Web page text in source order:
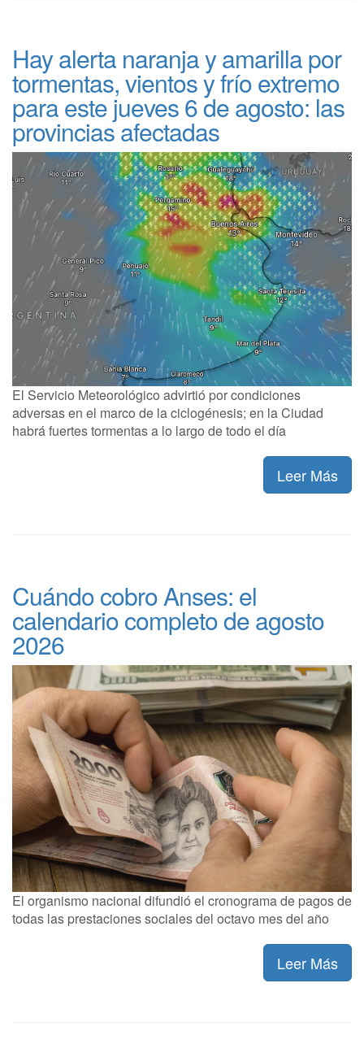
Hay alerta naranja y amarilla por
tormentas, vientos y frío extremo
para este jueves 6 de agosto: las
provincias afectadas
El Servicio Meteorológico advirtió por condiciones
adversas en el marco de la ciclogénesis; en la Ciudad
habrá fuertes tormentas a lo largo de todo el día
Leer Más
Cuándo cobro Anses: el
calendario completo de agosto
2026
El organismo nacional difundió el cronograma de pagos de
todas las prestaciones sociales del octavo mes del año
Leer Más